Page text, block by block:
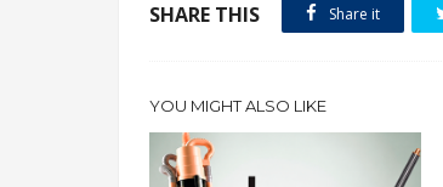
SHARE THIS Share it
YOU MIGHT ALSO LIKE